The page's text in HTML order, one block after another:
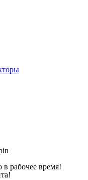
в рабочее время!